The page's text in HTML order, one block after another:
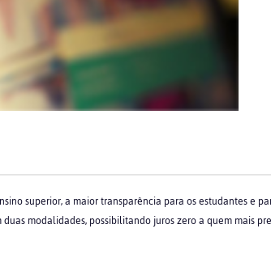
superior, a maior transparência para os estudantes e
modalidades, possibilitando juros zero a quem mais